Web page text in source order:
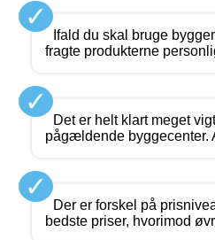
✓
Ifald du skal bruge
fragte produkterne
✓
Det er helt klart meget
pågældende byggecenter.
✓
Der er forskel på
bedste priser, hvorimod